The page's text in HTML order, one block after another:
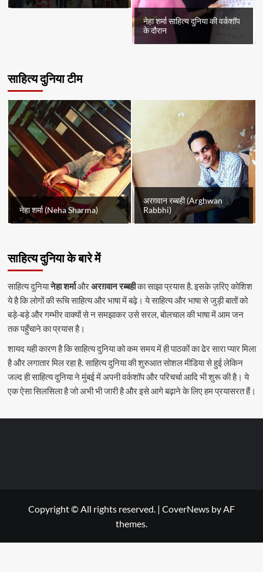
नेहा शर्मा साहित्य दुनिया की वर्कशॉप
के दौरान
साहित्य दुनिया टीम
नेहा शर्मा (Neha Sharma)
अरग़वान रब्बही (Arghwan
Rabbhi)
साहित्य दुनिया के बारे में
साहित्य दुनियानेहा शर्माऔरअरग़वान रब्बहीका साझा प्रयास है. इसके ज़रिए कोशिश
ये है कि लोगों की रूचि साहित्य और भाषा में बढ़े। ये साहित्य और भाषा से जुड़ी बातों को
बड़े-बड़े और गम्भीर वाक्यों से न समझाकर उसे सरल, बोलचाल की भाषा में आम जन
तक पहुँचाने का प्रयास है।
शायद यही कारण है कि साहित्य दुनिया को कम समय में ही पाठकों का ढेर सारा प्यार मिला
है और लगातार मिल रहा है. साहित्य दुनिया की शुरुआत सोशल मीडिया से हुई लेकिन
जल्द ही साहित्य दुनिया ने मुंबई में अपनी वर्कशॉप और परिचर्चा आदि भी शुरू की है। ये
एक ऐसा सिलसिला है जो अभी भी जारी है और इसे आगे बढ़ाने के लिए हम प्रयासरत हैं।
Copyright © All rights reserved. | CoverNews by AF
themes.